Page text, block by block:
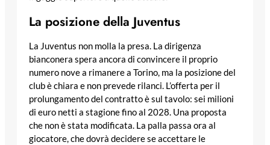
La posizione della Juventus
La Juventus non molla la presa. La dirigenza
bianconera spera ancora di convincere il proprio
numero nove a rimanere a Torino, ma la posizione del
club è chiara e non prevede rilanci. L’offerta per il
prolungamento del contratto è sul tavolo: sei milioni
di euro netti a stagione fino al 2028. Una proposta
che non è stata modificata. La palla passa ora al
giocatore, che dovrà decidere se accettare le